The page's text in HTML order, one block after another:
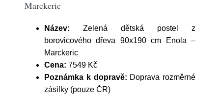
Marckeric
Název: Zelená dětská postel z
borovicového dřeva 90x190 cm Enola –
Marckeric
Cena: 7549 Kč
Poznámka k dopravě: Doprava rozměrné
zásilky (pouze ČR)